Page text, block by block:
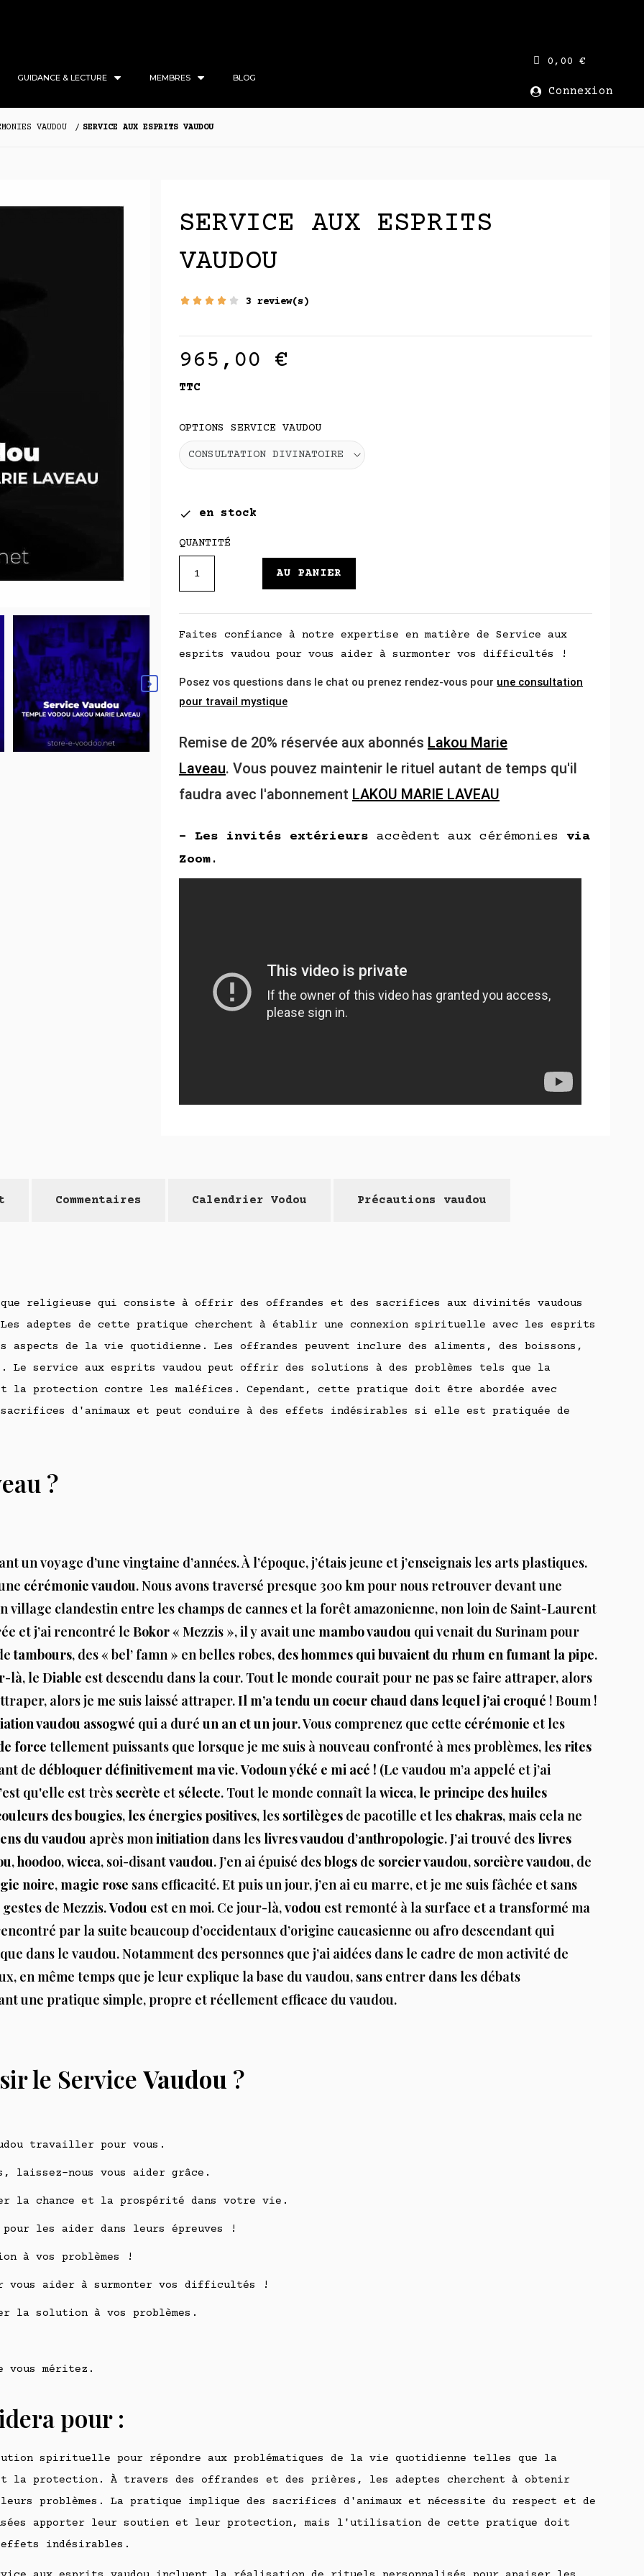
GUIDANCE & LECTURE MEMBRES BLOG
0,00 €
Connexion
VAUDOU SERVICE AUX ESPRITS VAUDOU

SERVICE AUX ESPRITS
VAUDOU
3 review(s)
965,00 €
TTC
OPTIONS SERVICE VAUDOU
 en stock
QUANTITÉ
AU PANIER
Faites confiance à notre expertise en matière de Service aux
esprits vaudou pour vous aider à surmonter vos difficultés !
Posez vos questions dans le chat ou prenez rendez-vous pour une consultation
pour travail mystique
Remise de 20% réservée aux abonnés Lakou Marie
Laveau. Vous pouvez maintenir le rituel autant de temps qu'il
faudra avec l'abonnement LAKOU MARIE LAVEAU
- Les invités extérieurs accèdent aux cérémonies via
Zoom .
Commentaires Calendrier Vodou Précautions vaudou
religieuse qui consiste à offrir des offrandes et des sacrifices aux divinités vaudous
adeptes de cette pratique cherchent à établir une connexion spirituelle avec les esprits
aspects de la vie quotidienne. Les offrandes peuvent inclure des aliments, des boissons,
Le service aux esprits vaudou peut offrir des solutions à des problèmes tels que la
la protection contre les maléfices. Cependant, cette pratique doit être abordée avec
d'animaux et peut conduire à des effets indésirables si elle est pratiquée de
?
un voyage d’une vingtaine d’années. À l’époque, j’étais jeune et j’enseignais les arts plastiques.
cérémonie vaudou. Nous avons traversé presque 300 km pour nous retrouver devant une
village clandestin entre les champs de cannes et la forêt amazonienne, non loin de Saint-Laurent
et j’ai rencontré le Bokor« Mezzis », il y avait une mambo vaudou qui venait du Surinam pour
tambours, des « bel’ famn » en belles robes, des hommes qui buvaient du rhum en fumant la pipe.
là, le Diable est descendu dans la cour. Tout le monde courait pour ne pas se faire attraper, alors
alors je me suis laissé attraper.Il m’a tendu un coeur chaud dans lequel j’ai croqué ! Boum !
vaudou assogwé qui a duré un an et un jour. Vous comprenez que cette cérémonie et les
force tellement puissants que lorsque je me suis à nouveau confronté à mes problèmes, les rites
de débloquer définitivement ma vie.Vodoun yéké e mi acé ! (Le vaudou m’a appelé et j’ai
qu'elle est très secrète et sélecte. Tout le monde connaît lawicca, le principe des huiles
des bougies, les énergies positives, les sortilèges de pacotille et les chakras, mais cela ne
du vaudou après moninitiation dans les livres vaudou d’anthropologie. J’ai trouvé des livres
,hoodoo,wicca, soi-disantvaudou. J’en ai épuisé desblogs de sorcier vaudou, sorcière vaudou, de
noire, magie rose sans efficacité. Et puis un jour, j’en ai eu marre, et je me suis fâchée et sans
de Mezzis.Vodou est en moi. Ce jour-là,vodou est remonté à la surface et a transformé ma
par la suite beaucoup d’occidentaux d’origine caucasienne ou afro descendant qui
dans le vaudou. Notamment des personnes que j’ai aidées dans le cadre de mon activité de
en même temps que je leur explique la base du vaudou, sans entrer dans les débats
une pratique simple, propre et réellement efficace du vaudou.
le Service Vaudou ?
travailler pour vous.
laissez-nous vous aider grâce.
la chance et la prospérité dans votre vie.
pour les aider dans leurs épreuves !
à vos problèmes !
vous aider à surmonter vos difficultés !
la solution à vos problèmes.
vous méritez.
pour :
spirituelle pour répondre aux problématiques de la vie quotidienne telles que la
la protection. À travers des offrandes et des prières, les adeptes cherchent à obtenir
problèmes. La pratique implique des sacrifices d'animaux et nécessite du respect et de
apporter leur soutien et leur protection, mais l'utilisation de cette pratique doit
indésirables.